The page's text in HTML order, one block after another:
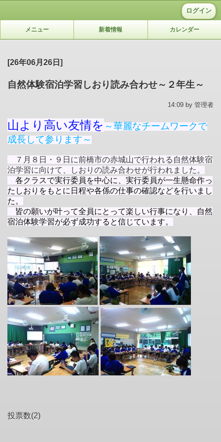
ログイン
メニュー 新着情報 カレンダー
[26年06月26日]
自然体験宿泊学習しおり読み合わせ～２年生～
14:09 by 管理者
山より高い友情を～華麗なチームワークで
成長して参ります～
７月８日・９日に前橋市の赤城山で行われる自然体験宿
泊学習に向けて、しおりの読み合わせが行われました。
各クラスで実行委員を中心に、実行委員が一生懸命作っ
たしおりをもとに日程や各係の仕事の確認などを行いまし
た。
皆の願いが叶って全員にとって楽しい行事になり、自然
宿泊体験学習が必ず成功すると信じています。
投票数(2)